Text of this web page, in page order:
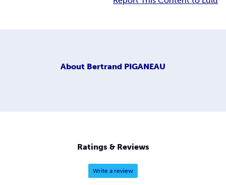
About Bertrand PIGANEAU
Ratings & Reviews
Write a review